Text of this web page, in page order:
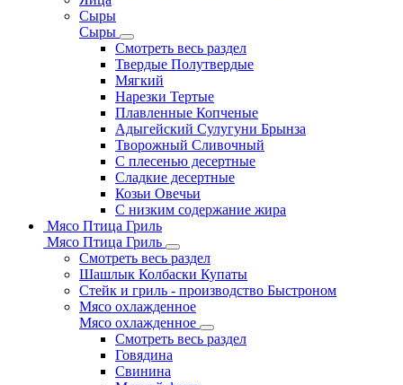
Сыры
Сыры
Смотреть весь раздел
Твердые Полутвердые
Мягкий
Нарезки Тертые
Плавленные Копченые
Адыгейский Сулугуни Брынза
Творожный Сливочный
С плесенью десертные
Сладкие десертные
Козьи Овечьи
С низким содержание жира
Мясо Птица Гриль
Мясо Птица Гриль
Смотреть весь раздел
Шашлык Колбаски Купаты
Стейк и гриль - производство Быстроном
Мясо охлажденное
Мясо охлажденное
Смотреть весь раздел
Говядина
Свинина